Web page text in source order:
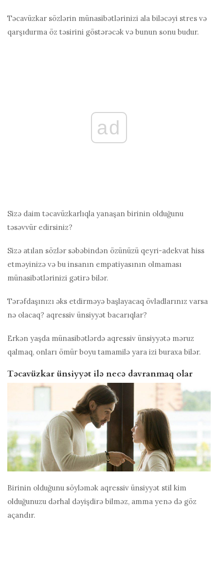
Təcavüzkar sözlərin münasibətlərinizi ala biləcəyi stres və
qarşıdurma öz təsirini göstərəcək və bunun sonu budur.
ad
Sizə daim təcavüzkarlıqla yanaşan birinin olduğunu
təsəvvür edirsiniz?
Sizə atılan sözlər səbəbindən özünüzü qeyri-adekvat hiss
etməyinizə və bu insanın empatiyasının olmaması
münasibətlərinizi gətirə bilər.
Tərəfdaşınızı əks etdirməyə başlayacaq övladlarınız varsa
nə olacaq? aqressiv ünsiyyət bacarıqlar?
Erkən yaşda münasibətlərdə aqressiv ünsiyyətə məruz
qalmaq, onları ömür boyu tamamilə yara izi buraxa bilər.
Təcavüzkar ünsiyyət ilə necə davranmaq olar
Birinin olduğunu söyləmək aqressiv ünsiyyət stil kim
olduğunuzu dərhal dəyişdirə bilməz, amma yenə də göz
açandır.